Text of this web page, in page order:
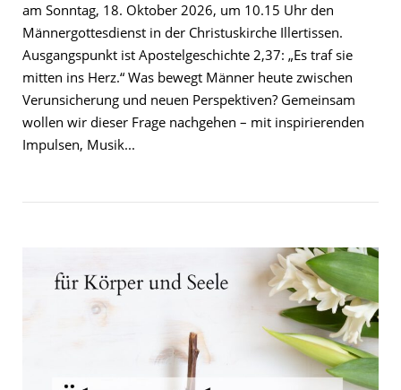
am Sonntag, 18. Oktober 2026, um 10.15 Uhr den
Männergottesdienst in der Christuskirche Illertissen.
Ausgangspunkt ist Apostelgeschichte 2,37: „Es traf sie
mitten ins Herz.“ Was bewegt Männer heute zwischen
Verunsicherung und neuen Perspektiven? Gemeinsam
wollen wir dieser Frage nachgehen – mit inspirierenden
Impulsen, Musik...